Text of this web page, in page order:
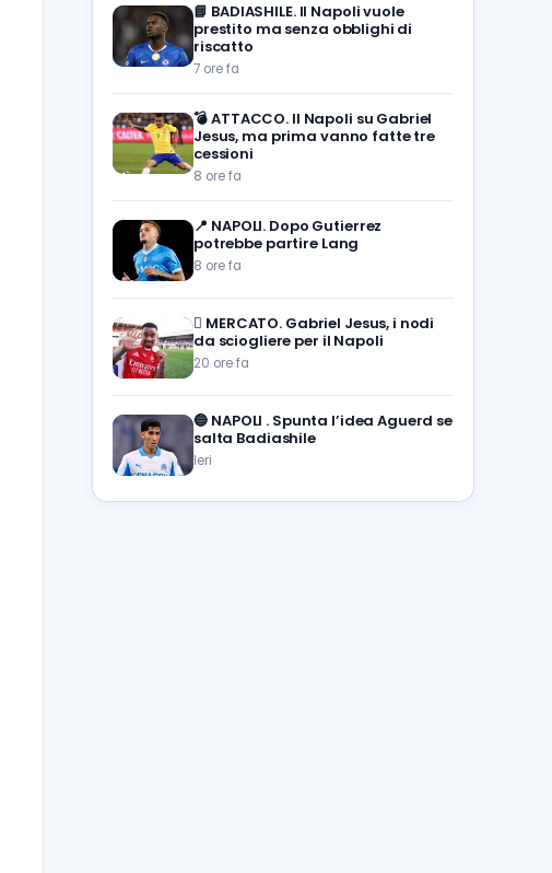
📘 BADIASHILE. Il Napoli vuole
prestito ma senza obblighi di
riscatto
7 ore fa
💣ATTACCO. Il Napoli su Gabriel
Jesus, ma prima vanno fatte tre
cessioni
8 ore fa
📍 NAPOLI. Dopo Gutierrez
potrebbe partire Lang
8 ore fa
🪎 MERCATO. Gabriel Jesus, i nodi
da sciogliere per il Napoli
20 ore fa
🔵 NAPOLI . Spunta l’idea Aguerd se
salta Badiashile
Ieri